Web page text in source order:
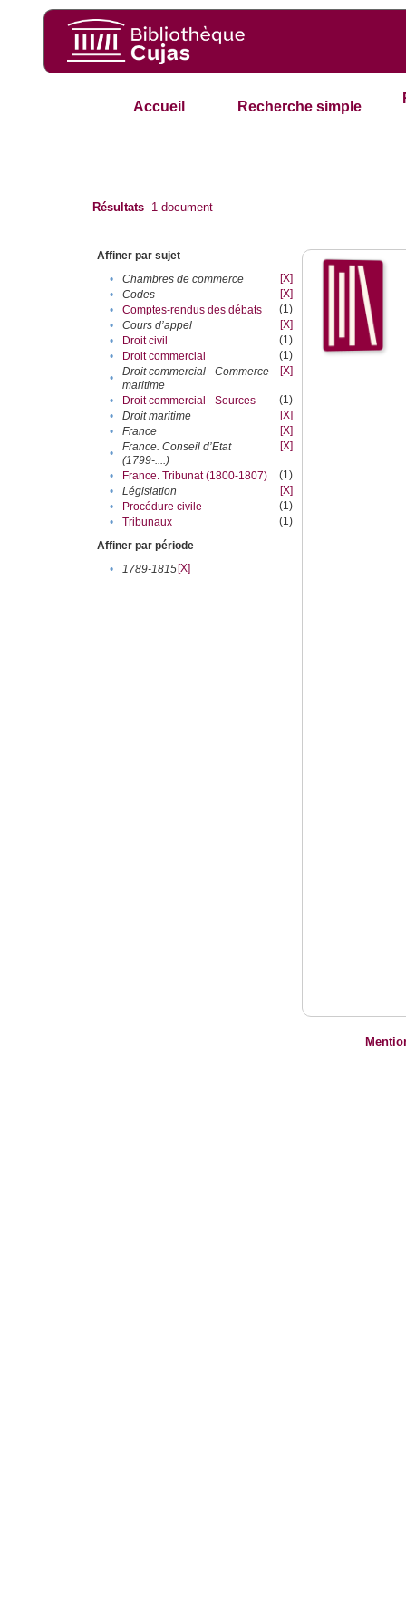
Accueil Recherche simple
Résultats 1 document
Affiner par sujet
•
Chambres de commerce
[X]
•
Codes
[X]
•
Comptes-rendus des débats
(1)
•
Cours d’appel
[X]
•
Droit civil
(1)
•
Droit commercial
(1)
•
Droit commercial - Commerce
maritime
[X]
• Droit commercial - Sources
(1)
•
Droit maritime
[X]
•
France
[X]
•
France. Conseil d’Etat
(1799-....)
[X]
• France. Tribunat (1800-1807)
(1)
•
Législation
[X]
•
Procédure civile
(1)
•
Tribunaux
(1)
Affiner par période
•
1789-1815[X]